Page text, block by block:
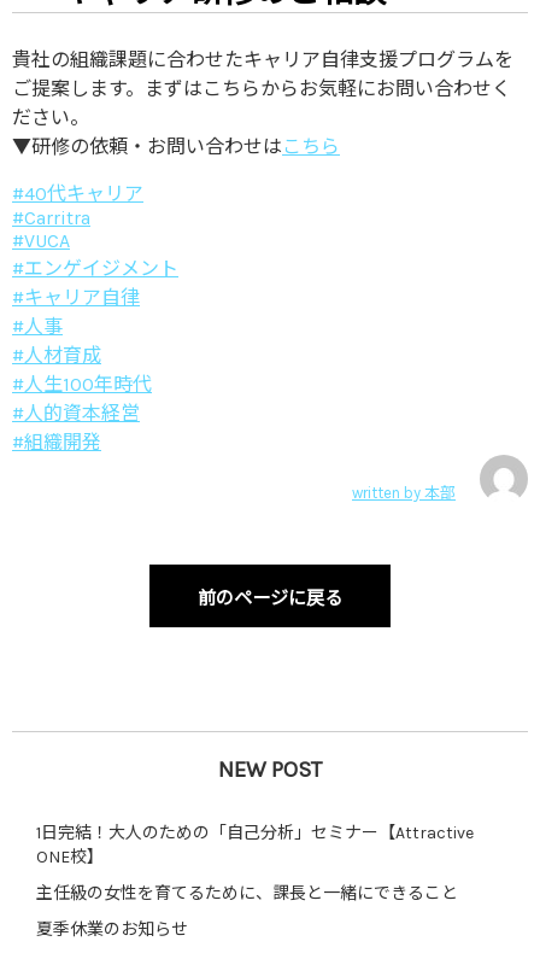
貴社の組織課題に合わせたキャリア自律支援プログラムを
ご提案します。まずはこちらからお気軽にお問い合わせく
ださい。
▼研修の依頼・お問い合わせは こちら
#40代キャリア
#Carritra
#VUCA
#エンゲイジメント
#キャリア自律
#人事
#人材育成
#人生100年時代
#人的資本経営
#組織開発
written by 本部
前のページに戻る
NEW POST
1日完結！大人のための「自己分析」セミナー【Attractive
ONE校】
主任級の女性を育てるために、課長と一緒にできること
夏季休業のお知らせ